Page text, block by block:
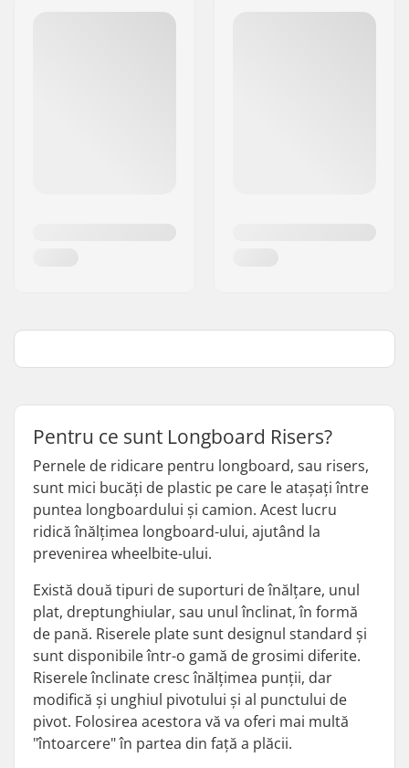
Pentru ce sunt Longboard Risers?
Pernele de ridicare pentru longboard, sau risers,
sunt mici bucăți de plastic pe care le atașați între
puntea longboardului și camion. Acest lucru
ridică înălțimea longboard-ului, ajutând la
prevenirea wheelbite-ului.
Există două tipuri de suporturi de înălțare, unul
plat, dreptunghiular, sau unul înclinat, în formă
de pană. Riserele plate sunt designul standard și
sunt disponibile într-o gamă de grosimi diferite.
Riserele înclinate cresc înălțimea punții, dar
modifică și unghiul pivotului și al punctului de
pivot. Folosirea acestora vă va oferi mai multă
"întoarcere" în partea din față a plăcii.